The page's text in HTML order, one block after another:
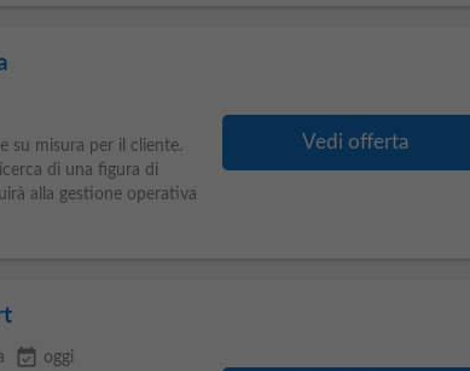
su misura per il cliente.
di una figura di
alla gestione operativa
Vedi offerta
event_available oggi